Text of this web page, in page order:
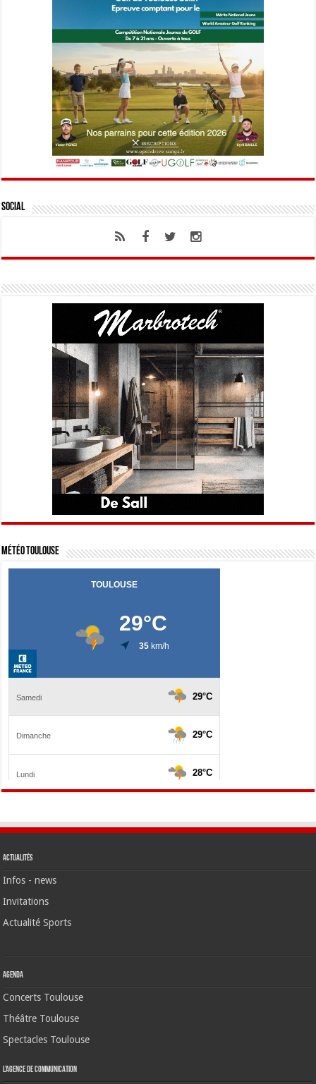
Social
Météo Toulouse
Actualités
Infos - news
Invitations
Actualité Sports
Agenda
Concerts Toulouse
Théâtre Toulouse
Spectacles Toulouse
L’agence de communication